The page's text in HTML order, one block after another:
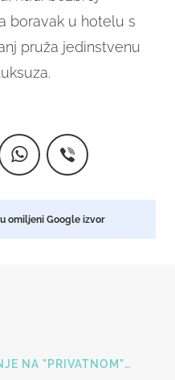
boravak u hotelu s
pruža jedinstvenu
omiljeni Google izvor
NA "PRIVATNOM"